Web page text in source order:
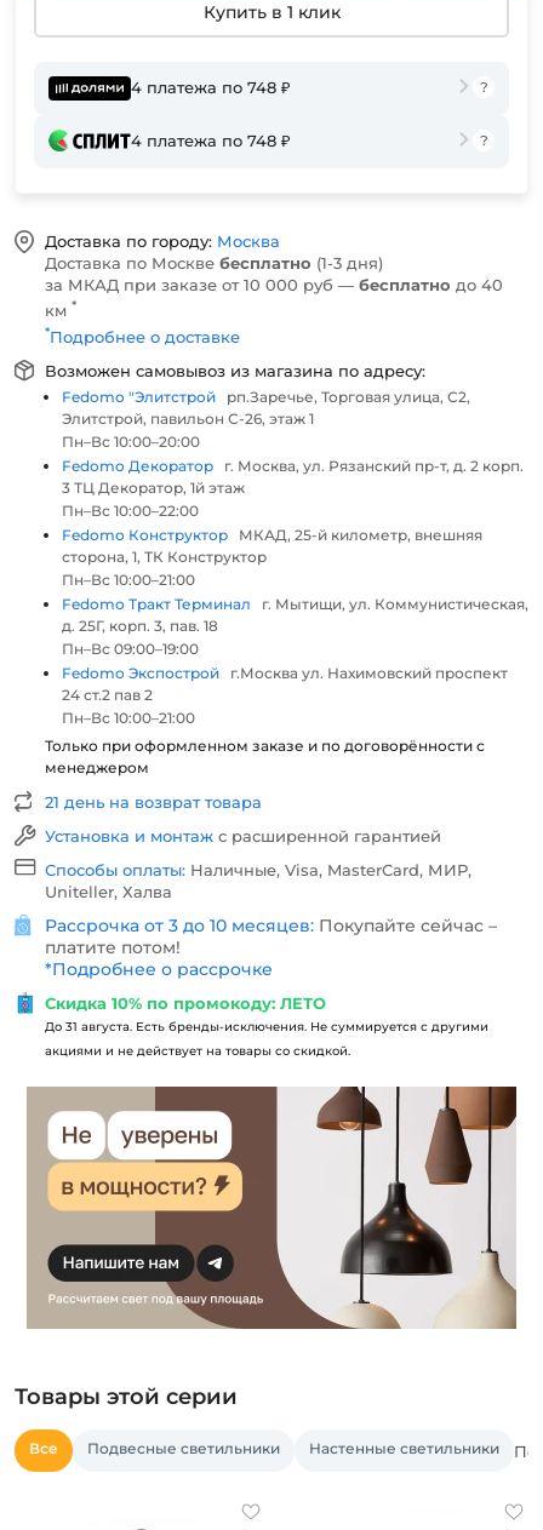
Купить в 1 клик
4 платежа по 748 ₽
4 платежа по 748 ₽
Доставка по городу: Москва
Доставка по Москве бесплатно (1-3 дня)
за МКАД при заказе от 10 000 руб — бесплатно до 40
км *
*Подробнее о доставке
Возможен самовывоз из магазина по адресу:
Fedomo "Элитстрой
рп.Заречье, Торговая улица, С2,
Элитстрой, павильон С-26, этаж 1
Пн–Вс 10:00–20:00
Fedomo Декоратор
г. Москва, ул. Рязанский пр-т, д. 2 корп.
3 ТЦ Декоратор, 1й этаж
Пн–Вс 10:00–22:00
Fedomo Конструктор
МКАД, 25-й километр, внешняя
сторона, 1, ТК Конструктор
Пн–Вс 10:00–21:00
Fedomo Тракт Терминал
г. Мытищи, ул. Коммунистическая,
д. 25Г, корп. 3, пав. 18
Пн–Вс 09:00–19:00
Fedomo Экспострой
г.Москва ул. Нахимовский проспект
24 ст.2 пав 2
Пн–Вс 10:00–21:00
Только при оформленном заказе и по договорённости с
менеджером
21 день на возврат товара
Установка и монтаж с расширенной гарантией
Способы оплаты: Наличные, Visa, MasterCard, МИР,
Uniteller, Халва
Рассрочка от 3 до 10 месяцев: Покупайте сейчас –
платите потом!
*Подробнее о рассрочке
Скидка 10% по промокоду: ЛЕТО
До 31 августа. Есть бренды-исключения. Не суммируется с другими
акциями и не действует на товары со скидкой.
Товары этой серии
Все Подвесные светильники Настенные светильники